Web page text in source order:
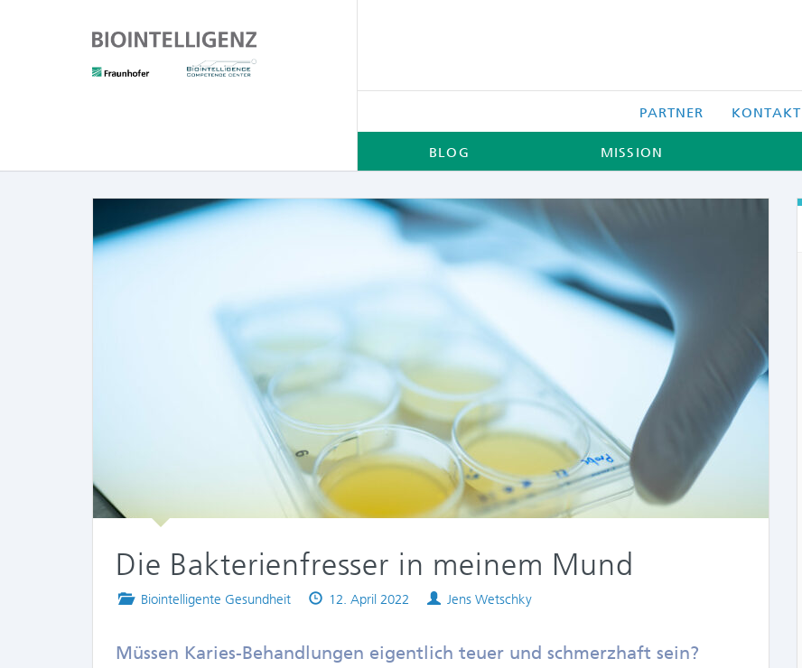
PARTNER KONTAKT
BLOG MISSION
Die Bakterienfresser in meinem Mund
Posted
Biointelligente Gesundheit
Published
12. April 2022 Authors
Jens Wetschky
Müssen Karies-Behandlungen eigentlich teuer und schmerzhaft sein?